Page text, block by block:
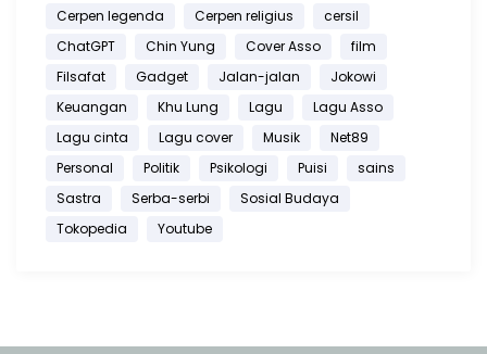
Cerpen legenda
Cerpen religius
cersil
ChatGPT
Chin Yung Cover Asso
film
Filsafat
Gadget Jalan-jalan
Jokowi
Keuangan
Khu Lung Lagu
Lagu Asso
Lagu cinta
Lagu cover Musik
Net89
Personal
Politik Psikologi Puisi
sains
Sastra
Serba-serbi
Sosial Budaya
Tokopedia
Youtube